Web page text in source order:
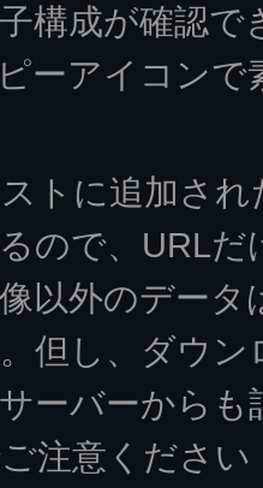
構成が確認
ーアイコン
トに追加さ
ので、URL
以外のデー
但し、ダウ
ーバーから
注意くださ